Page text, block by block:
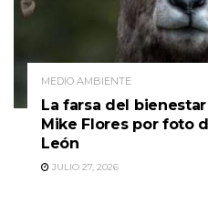
MEDIO AMBIENTE
La farsa del
Mike Flores por foto
León
JULIO 27, 2026